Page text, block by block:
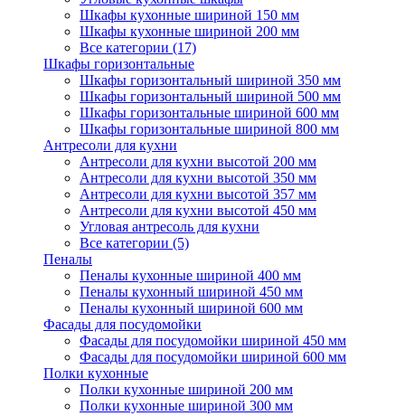
Шкафы кухонные шириной 150 мм
Шкафы кухонные шириной 200 мм
Все категории (17)
Шкафы горизонтальные
Шкафы горизонтальный шириной 350 мм
Шкафы горизонтальный шириной 500 мм
Шкафы горизонтальные шириной 600 мм
Шкафы горизонтальные шириной 800 мм
Антресоли для кухни
Антресоли для кухни высотой 200 мм
Антресоли для кухни высотой 350 мм
Антресоли для кухни высотой 357 мм
Антресоли для кухни высотой 450 мм
Угловая антресоль для кухни
Все категории (5)
Пеналы
Пеналы кухонные шириной 400 мм
Пеналы кухонный шириной 450 мм
Пеналы кухонный шириной 600 мм
Фасады для посудомойки
Фасады для посудомойки шириной 450 мм
Фасады для посудомойки шириной 600 мм
Полки кухонные
Полки кухонные шириной 200 мм
Полки кухонные шириной 300 мм